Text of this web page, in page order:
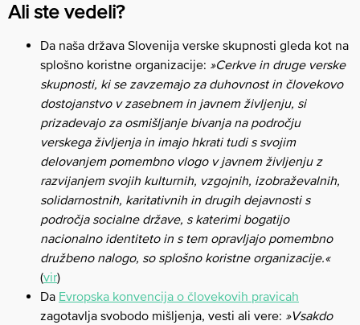
Ali ste vedeli?
Da naša država Slovenija verske skupnosti gleda kot na
splošno koristne organizacije: »Cerkve in druge verske
skupnosti, ki se zavzemajo za duhovnost in človekovo
dostojanstvo v zasebnem in javnem življenju, si
prizadevajo za osmišljanje bivanja na področju
verskega življenja in imajo hkrati tudi s svojim
delovanjem pomembno vlogo v javnem življenju z
razvijanjem svojih kulturnih, vzgojnih, izobraževalnih,
solidarnostnih, karitativnih in drugih dejavnosti s
področja socialne države, s katerimi bogatijo
nacionalno identiteto in s tem opravljajo pomembno
družbeno nalogo, so splošno koristne organizacije.«
(vir)
Da Evropska konvencija o človekovih pravicah
zagotavlja svobodo mišljenja, vesti ali vere: »Vsakdo